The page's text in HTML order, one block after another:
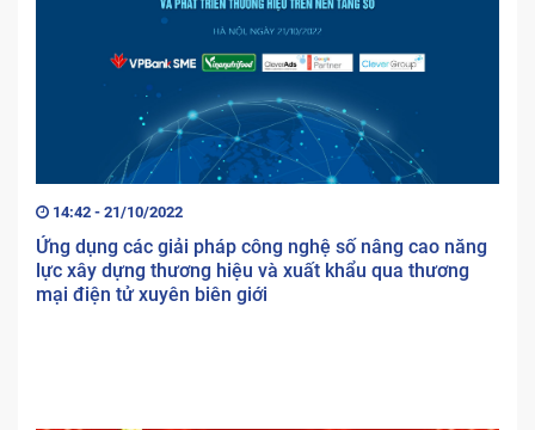
14:42 - 21/10/2022
Ứng dụng các giải pháp công nghệ số nâng cao năng
lực xây dựng thương hiệu và xuất khẩu qua thương
mại điện tử xuyên biên giới